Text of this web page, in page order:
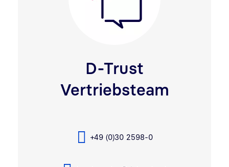
D-Trust
Vertriebsteam
+49 (0)30 2598-0